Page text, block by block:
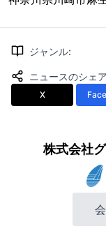
ジャンル:
ニュースのシェア
X
株式会社